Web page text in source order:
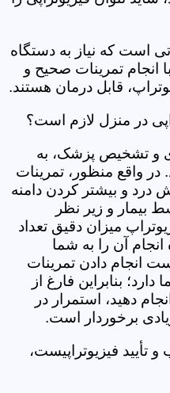
است که نیاز به دستگاه
تمرینات صحیح و
قابل درمان هستند.
در منزل لازم است؟
و تشخیص پزشک، به
در واقع منظور، تمرینات
و بیشتر کردن دامنه
بیمار و زیر نظر
میزان دقیق تعداد
آن را به شما
انجام دادن تمرینات
بنابراین فارغ از
دهید، استمرار در
برخوردار است.
تأیید فیزیوتراپیست،